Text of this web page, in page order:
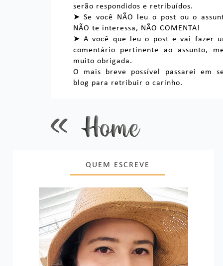
serão respondidos e retribuídos.
➤ Se você NÃO leu o post ou o
NÃO te interessa, NÃO COMENTA!
➤ A você que leu o post e vai fazer
comentário pertinente ao assunto,
muito obrigada.
O mais breve possível passarei em
blog para retribuir o carinho.
QUEM ESCREVE